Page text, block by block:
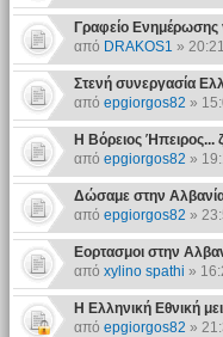
Γραφείο Ενημέρωσης
από DRAKOS1 »
Στενή συνεργασία
από epgiorgos82 »
Η Βόρειος Ήπειρος...
από epgiorgos82 »
Δώσαμε στην Αλβανία
από epgiorgos82 »
Εορτασμοι στην
από xylino spathi »
Η Ελληνική Εθνική
από epgiorgos82 »